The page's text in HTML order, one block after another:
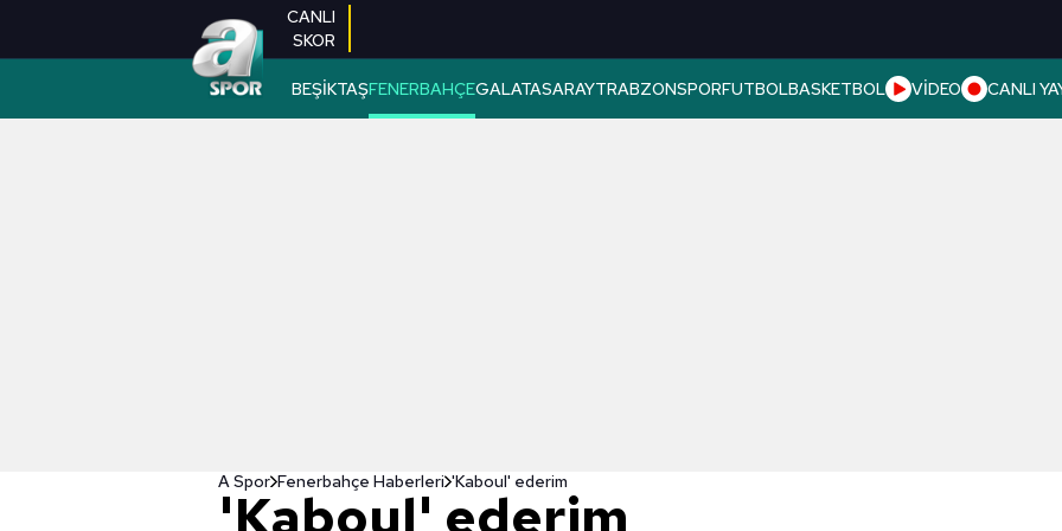
CANLI
SKOR
BEŞİKTAŞFENERBAHÇEGALATASARAYTRABZONSPORFUTBOLBASKETBOL VİDEO CANLI
A Spor Fenerbahçe Haberleri 'Kaboul' ederim
'Kaboul' ederim